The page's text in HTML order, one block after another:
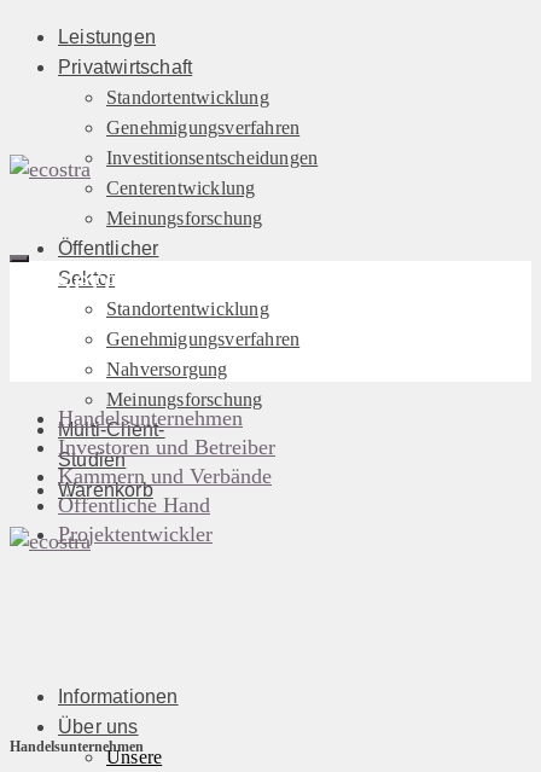
Leistungen
Privatwirtschaft
Standortentwicklung
Genehmigungsverfahren
Investitionsentscheidungen
Centerentwicklung
Meinungsforschung
Öffentlicher
Sektor
Standortentwicklung
Genehmigungsverfahren
Nahversorgung
Meinungsforschung
Multi-Client-
Studien
Warenkorb
Informationen
Über uns
Unsere
Unsere Referenzen
Handelsunternehmen
Investoren und Betreiber
Kammern und Verbände
Öffentliche Hand
Projektentwickler
Handelsunternehmen